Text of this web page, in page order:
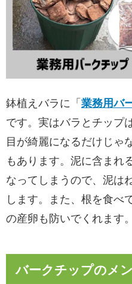
鉢植えバラに「 業務用バ
です。実はバラとチップ
目が綺麗になるだけじゃ
もあります。泥に含まれ
なってしまうので、泥は
します。また、根を食べ
の産卵も防いでくれます。
バークチップのメ